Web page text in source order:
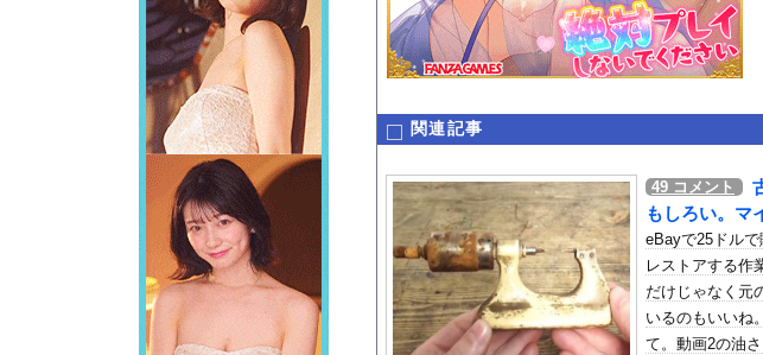
Powered by livedoor 相互RSS
このページは1000mgが管理しています。 RSS設
関連記事
49 コメント
もしろい。マ
eBayで25ドル
レストアする作
だけじゃなく元
いるのもいいね
て。動画2の油